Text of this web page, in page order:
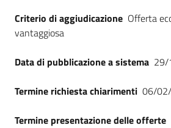
Criterio di aggiudicazione Offerta
vantaggiosa
Data di pubblicazione a sistema
Termine richiesta chiarimenti 06/
Termine presentazione delle offerte